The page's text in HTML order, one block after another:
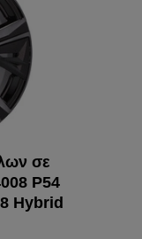
σε
P54
Hybrid